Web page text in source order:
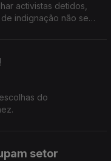
activistas detidos,
indignação não se
do
setor